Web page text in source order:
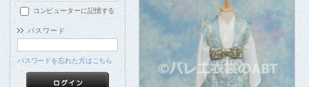
コンピューターに記憶する
パスワード
パスワードを忘れた方はこちら